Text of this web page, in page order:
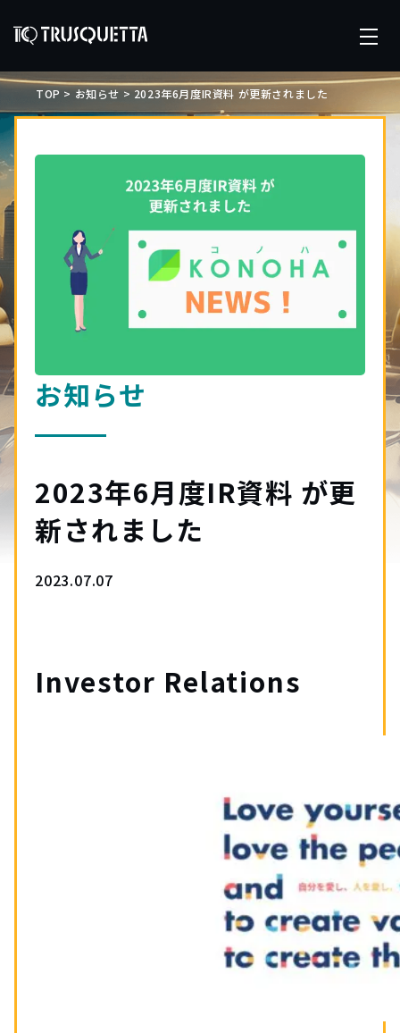
TOP > お知らせ > 2023年6月度IR資料 が更新されました
お知らせ
2023年6月度IR資料 が更
新されました
2023.07.07
Investor Relations